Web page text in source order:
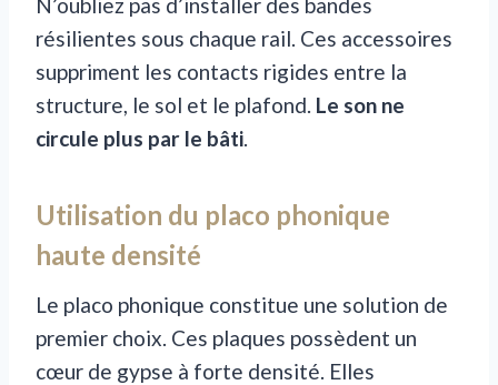
résilientes sous chaque rail. Ces accessoires
suppriment les contacts rigides entre la
structure, le sol et le plafond. Le son ne
circule plus par le bâti
Utilisation du placo phonique
haute densité
Le placo phonique constitue une solution de
premier choix. Ces plaques possèdent un
cœur de gypse à forte densité. Elles